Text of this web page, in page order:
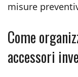
misure
Come
accessori